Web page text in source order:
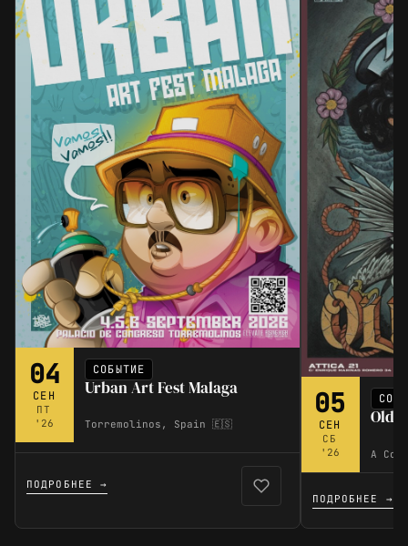
04
СЕН
ПТ
'26
СОБЫТИЕ
Urban Art Fest Malaga
Torremolinos, Spain 🇪🇸
ПОДРОБНЕЕ →
05
СЕН
СБ
'26
Old
A
ПОДРОБНЕЕ →